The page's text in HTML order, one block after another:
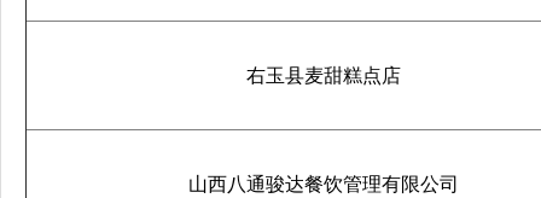
右玉县麦甜糕点店
山西八通骏达餐饮管理有限公司